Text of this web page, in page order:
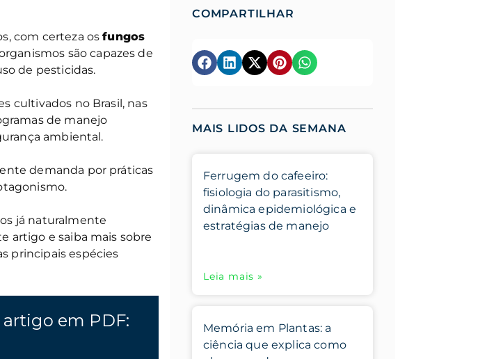
com certeza osfungos
são capazes de
de pesticidas.
cultivados no Brasil, nas
de manejo
ambiental.
demanda por práticas
já naturalmente
artigo e saiba mais sobre
principais espécies
em PDF:
COMPARTILHAR
MAIS LIDOS DA SEMANA
Ferrugem do cafeeiro:
fisiologia do parasitismo,
dinâmica epidemiológica e
estratégias de manejo
Leia mais »
Memória em Plantas: a
ciência que explica como